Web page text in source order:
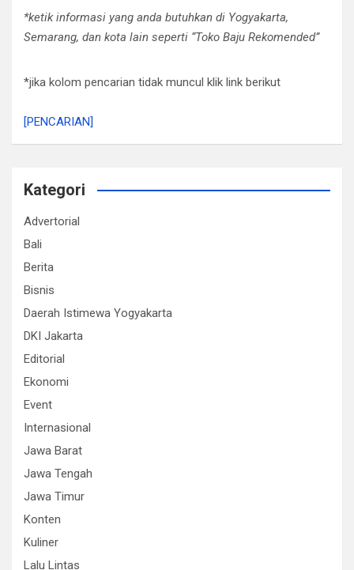
*ketik informasi yang anda butuhkan di Yogyakarta,
Semarang, dan kota lain seperti “Toko Baju Rekomended”
*jika kolom pencarian tidak muncul klik link berikut
[PENCARIAN]
Kategori
Advertorial
Bali
Berita
Bisnis
Daerah Istimewa Yogyakarta
DKI Jakarta
Editorial
Ekonomi
Event
Internasional
Jawa Barat
Jawa Tengah
Jawa Timur
Konten
Kuliner
Lalu Lintas